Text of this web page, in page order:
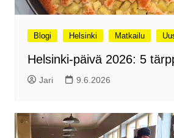
Blogi Helsinki Matkailu
Helsinki-päivä 2026: 5
Jari 9.6.2026